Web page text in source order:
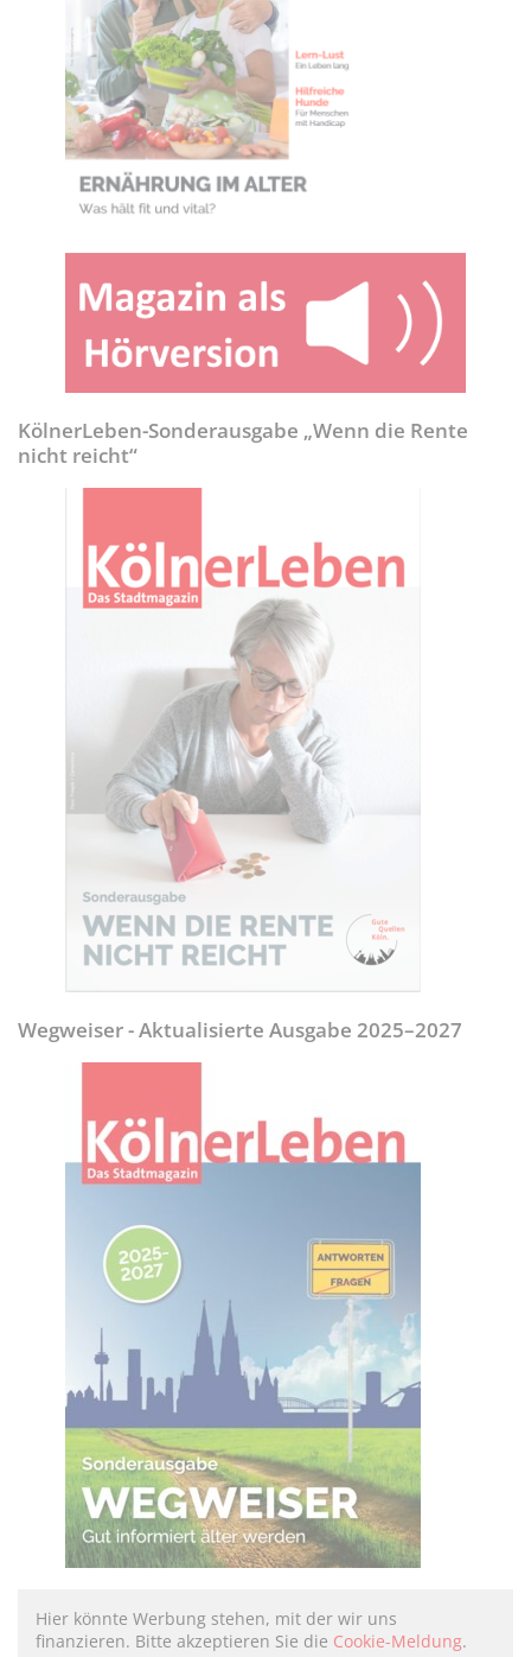
KölnerLeben-Sonderausgabe „Wenn die Rente
nicht reicht“
Wegweiser - Aktualisierte Ausgabe 2025–2027
Hier könnte Werbung stehen, mit der wir uns
finanzieren. Bitte akzeptieren Sie die Cookie-Meldung.